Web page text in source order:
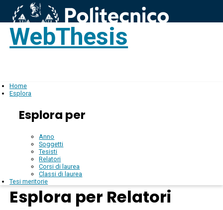
WebThesis
Home
Esplora
Esplora per
Anno
Soggetti
Tesisti
Relatori
Corsi di laurea
Classi di laurea
Tesi meritorie
Esplora per Relatori